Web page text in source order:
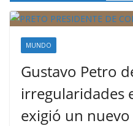
MUNDO
Gustavo Petro
irregularidades
exigió un